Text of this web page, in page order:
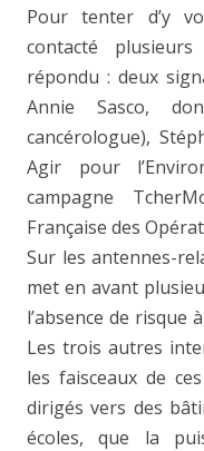
Pour tenter d’y
contacté
répondu : deux
Annie Sasco,
cancérologue),
Agir pour
campagne
Française des
Sur les antennes-
met en avant
l’absence de risque
Les trois autres
les faisceaux de
dirigés vers des
écoles, que la